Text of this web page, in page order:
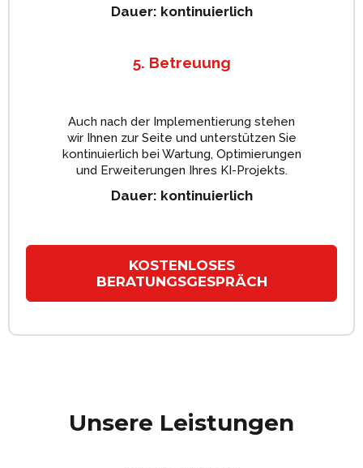
Dauer: kontinuierlich
5. Betreuung
Auch nach der Implementierung stehen
wir Ihnen zur Seite und unterstützen Sie
kontinuierlich bei Wartung, Optimierungen
und Erweiterungen Ihres KI-Projekts.
Dauer: kontinuierlich
KOSTENLOSES
BERATUNGSGESPRÄCH
Unsere Leistungen